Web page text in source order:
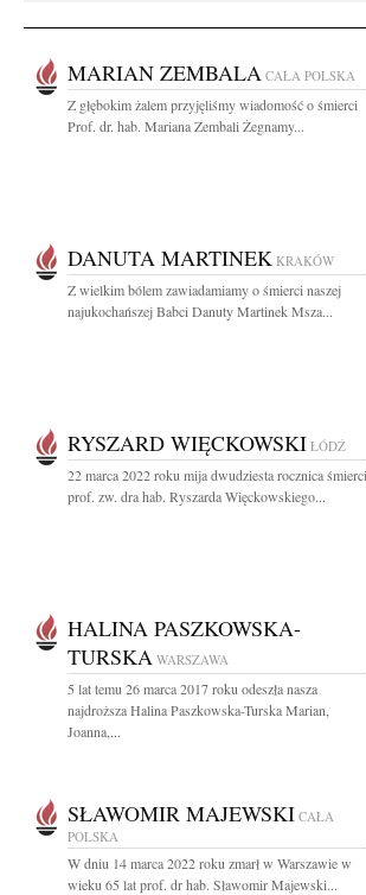
MARIAN ZEMBALA CAŁA POLSKA
Z głębokim żalem przyjęliśmy wiadomość o śmierci
Prof. dr. hab. Mariana Zembali Żegnamy...
DANUTA MARTINEK KRAKÓW
Z wielkim bólem zawiadamiamy o śmierci naszej
najukochańszej Babci Danuty Martinek Msza...
RYSZARD WIĘCKOWSKI ŁÓDŹ
22 marca 2022 roku mija dwudziesta rocznica śmierci
prof. zw. dra hab. Ryszarda Więckowskiego...
HALINA PASZKOWSKA-
TURSKA WARSZAWA
5 lat temu 26 marca 2017 roku odeszła nasza
najdroższa Halina Paszkowska-Turska Marian,
Joanna,...
SŁAWOMIR MAJEWSKI CAŁA
POLSKA
W dniu 14 marca 2022 roku zmarł w Warszawie w
wieku 65 lat prof. dr hab. Sławomir Majewski...